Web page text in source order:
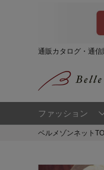
通販カタログ・通
ファッション
ベルメゾンネット